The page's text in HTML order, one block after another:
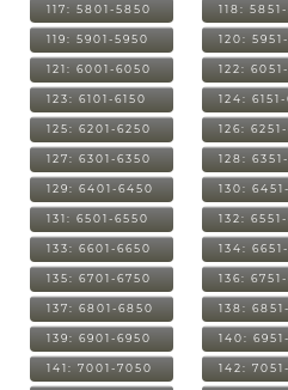
117: 5801-5850 118:
119: 5901-5950 120:
121: 6001-6050 122:
123: 6101-6150 124:
125: 6201-6250 126:
127: 6301-6350 128:
129: 6401-6450 130:
131: 6501-6550 132:
133: 6601-6650 134:
135: 6701-6750 136:
137: 6801-6850 138:
139: 6901-6950 140:
141: 7001-7050 142: